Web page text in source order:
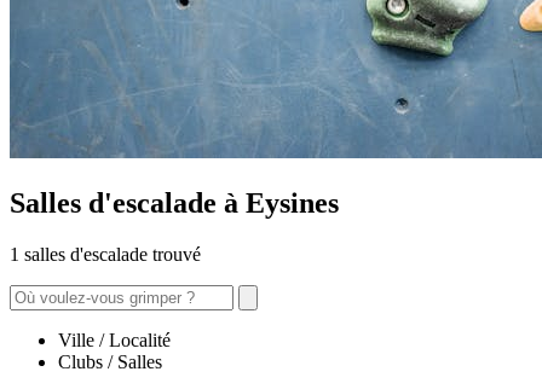
Salles d'escalade à Eysines
1 salles d'escalade trouvé
Ville / Localité
Clubs / Salles